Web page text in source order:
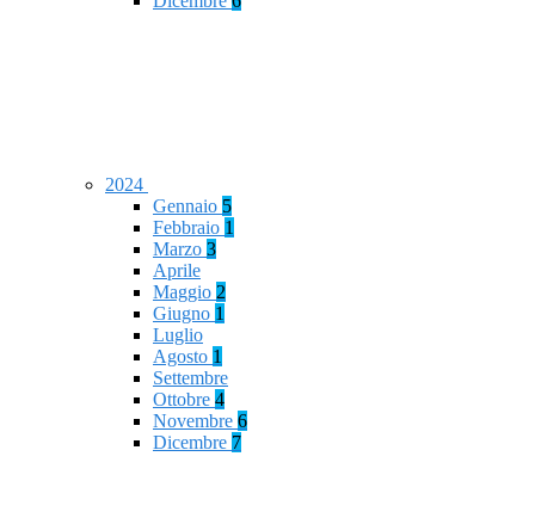
2024
Gennaio 5
Febbraio 1
Marzo 3
Aprile
Maggio 2
Giugno 1
Luglio
Agosto 1
Settembre
Ottobre 4
Novembre 6
Dicembre 7